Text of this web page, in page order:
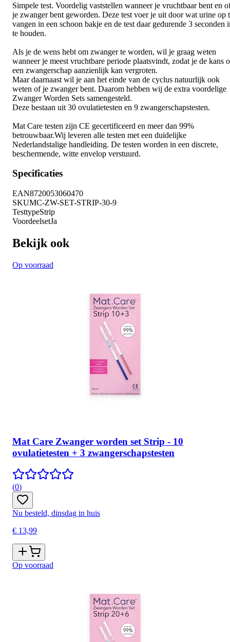
Simpele test. Voordelig vaststellen wanneer je vruchtbaar bent en
je zwanger bent geworden. Deze test voer je uit door wat urine op
vangen in een schoon bakje en de test daar gedurende 3 seconden
te houden.
Als je de wens hebt om zwanger te worden, wil je graag weten
wanneer je meest vruchtbare periode plaatsvindt, zodat je de kans
een zwangerschap aanzienlijk kan vergroten.
Maar daarnaast wil je aan het einde van de cyclus natuurlijk ook
weten of je zwanger bent. Daarom hebben wij de extra voordelige
Zwanger Worden Sets samengesteld.
Deze bestaan uit 30 ovulatietesten en 9 zwangerschapstesten.
Mat Care testen zijn CE gecertificeerd en meer dan 99%
betrouwbaar.Wij leveren alle testen met een duidelijke
Nederlandstalige handleiding. De testen worden in een discrete,
beschermende, witte envelop verstuurd.
Specificaties
EAN8720053060470
SKUMC-ZW-SET-STRIP-30-9
TesttypeStrip
VoordeelsetJa
Bekijk ook
Op voorraad
Mat Care Zwanger worden set Strip - 10
ovulatietesten + 3 zwangerschapstesten
(0)
Nu besteld, dinsdag in huis
€ 13,99
Op voorraad